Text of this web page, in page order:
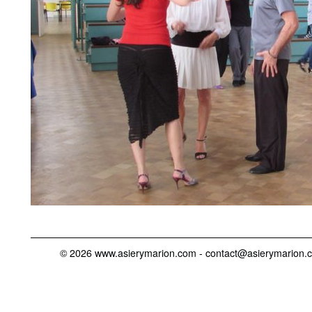
© 2026 www.asierymarion.com -